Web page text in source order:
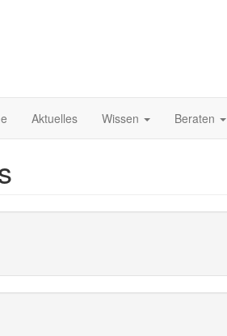
Aktuelles Wissen Beraten